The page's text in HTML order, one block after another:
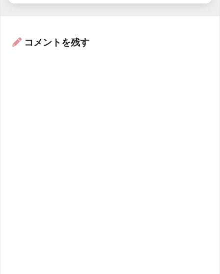
コメントを残す